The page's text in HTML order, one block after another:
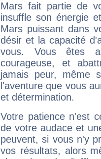
Mars fait partie de
insuffle son énergie
Mars puissant dans
désir et la capacité
vous. Vous êtes
courageuse, et
jamais peur, même
l'aventure que vous
et détermination.
Votre patience n'est
de votre audace et
peuvent, si vous n'y
vos résultats, alors